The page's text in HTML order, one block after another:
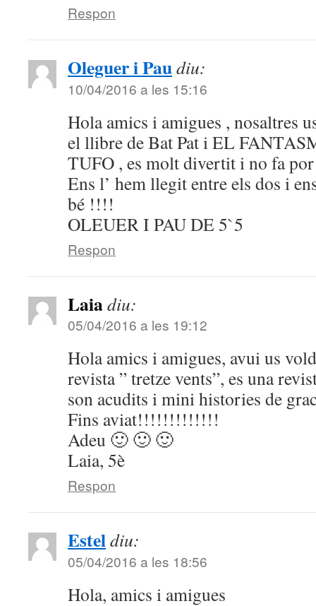
Respon
Oleguer i Paudiu:
10/04/2016 a les 15:16
Hola amics i amigues , nosaltres
el llibre de Bat Pat i EL
TUFO , es molt divertit i no fa
Ens l’ hem llegit entre els dos i
bé !!!!
OLEUER I PAU DE 5`5
Respon
Laiadiu:
05/04/2016 a les 19:12
Hola amics i amigues, avui us
revista ” tretze vents”, es una
son acudits i mini histories de
Fins aviat!!!!!!!!!!!!!
Adeu 🙂 🙂 🙂
Laia, 5è
Respon
Esteldiu:
05/04/2016 a les 18:56
Hola, amics i amigues